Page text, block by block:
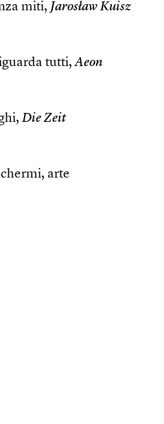
miti, Jarosław Kuisz
tutti,Aeon
Die Zeit
arte